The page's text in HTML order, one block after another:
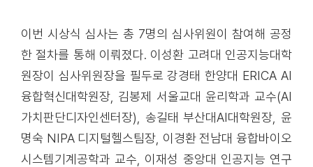
이번 시상식 심사는 총 7명의 심사위원이 참여해 공정
한 절차를 통해 이뤄졌다. 이성환 고려대 인공지능대학
원장이 심사위원장을 필두로 강경태 한양대 ERICA AI
융합혁신대학원장, 김봉제 서울교대 윤리학과 교수(AI
가치판단디자인센터장), 송길태 부산대AI대학원장, 윤
명숙 NIPA 디지털헬스팀장, 이경환 전남대 융합바이오
시스템기계공학과 교수, 이재성 중앙대 인공지능 연구